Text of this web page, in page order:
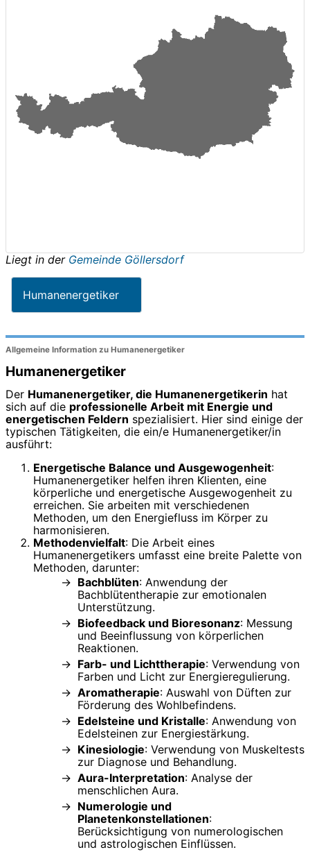
Liegt in der Gemeinde Göllersdorf
Humanenergetiker
Allgemeine Information zu Humanenergetiker
Humanenergetiker
Der Humanenergetiker, die Humanenergetikerin hat
sich auf die professionelle Arbeit mit Energie und
energetischen Feldern spezialisiert. Hier sind einige der
typischen Tätigkeiten, die ein/e Humanenergetiker/in
ausführt:
Energetische Balance und Ausgewogenheit:
Humanenergetiker helfen ihren Klienten, eine
körperliche und energetische Ausgewogenheit zu
erreichen. Sie arbeiten mit verschiedenen
Methoden, um den Energiefluss im Körper zu
harmonisieren.
Methodenvielfalt: Die Arbeit eines
Humanenergetikers umfasst eine breite Palette von
Methoden, darunter:
Bachblüten: Anwendung der
Bachblütentherapie zur emotionalen
Unterstützung.
Biofeedback und Bioresonanz: Messung
und Beeinflussung von körperlichen
Reaktionen.
Farb- und Lichttherapie: Verwendung von
Farben und Licht zur Energieregulierung.
Aromatherapie: Auswahl von Düften zur
Förderung des Wohlbefindens.
Edelsteine und Kristalle: Anwendung von
Edelsteinen zur Energiestärkung.
Kinesiologie: Verwendung von Muskeltests
zur Diagnose und Behandlung.
Aura-Interpretation: Analyse der
menschlichen Aura.
Numerologie und
Planetenkonstellationen:
Berücksichtigung von numerologischen
und astrologischen Einflüssen.